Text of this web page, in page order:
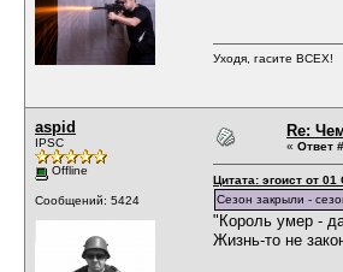
Уходя, гасите ВСЕХ!
aspid
IPSC
Offline
Сообщений: 5424
Re:
« Ответ
Цитата: эгоист от
Сезон закрыли -
"Король умер -
Жизнь-то не